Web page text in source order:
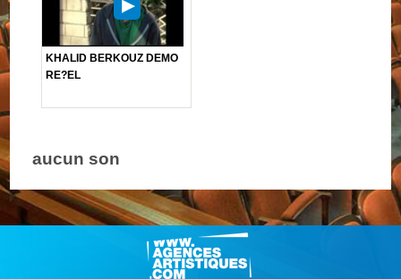
KHALID BERKOUZ DEMO
RE?EL
aucun son